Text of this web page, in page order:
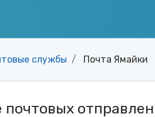
службы Почта Ямайки